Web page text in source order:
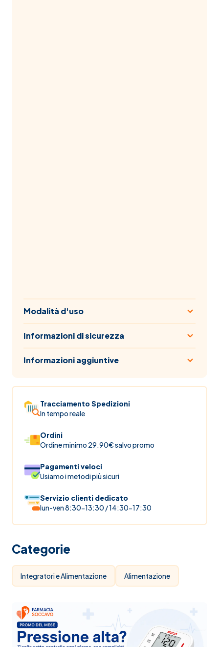
Modalità d'uso
Informazioni di sicurezza
Informazioni aggiuntive
Tracciamento Spedizioni
In tempo reale
Ordini
Ordine minimo 29.90€ salvo promo
Pagamenti veloci
Usiamo i metodi più sicuri
Servizio clienti dedicato
lun-ven 8:30-13:30 / 14:30-17:30
Categorie
Integratori e Alimentazione Alimentazione